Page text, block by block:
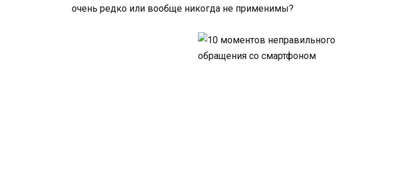
очень редко или вообще никогда не применимы?